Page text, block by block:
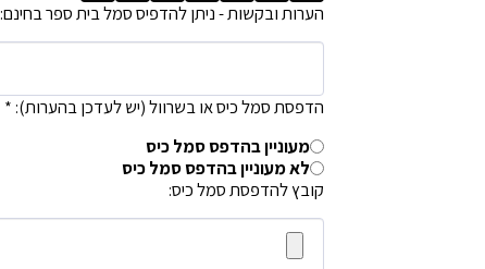
הערות ובקשות - ניתן להדפיס סמל בית ספר בחינם:
הדפסת סמל כיס או בשרוול (יש לעדכן בהערות): *
מעוניין בהדפס סמל כיס
לא מעוניין בהדפס סמל כיס
קובץ להדפסת סמל כיס: